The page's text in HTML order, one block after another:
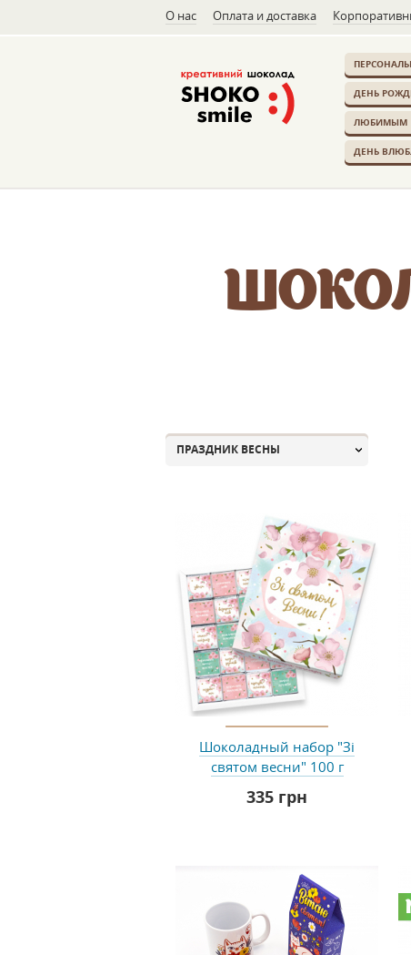
О нас Оплата и доставка
ДЕНЬ
ЛЮБИМЫМ
ДЕНЬ
ПРАЗДНИК ВЕСНЫ
Шоколадный набор "Зі
святом весни" 100 г
335 грн